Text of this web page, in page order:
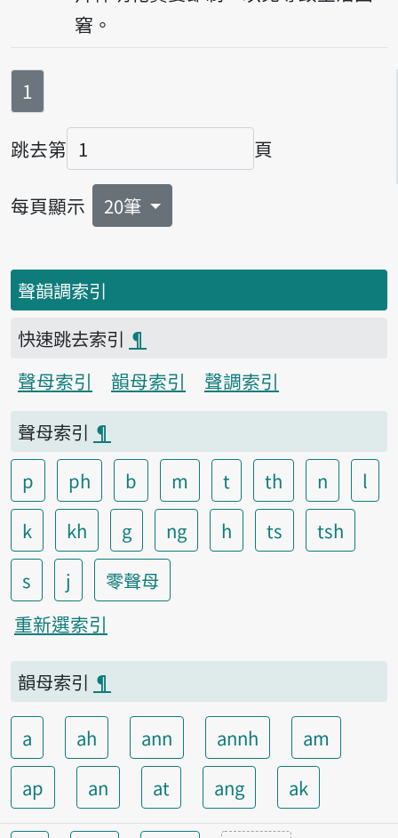
窘。
第
1
跳去第
頁碼
頁
每頁顯示 20筆
聲韻調索引
快速跳去索引 ¶
聲母索引
韻母索引
聲調索引
聲母索引 ¶
p
ph b m t th n
l
k
kh g ng h ts
tsh
s
j
零聲母
重新選索引
韻母索引 ¶
a ah ann annh
am
ap
an at ang ak